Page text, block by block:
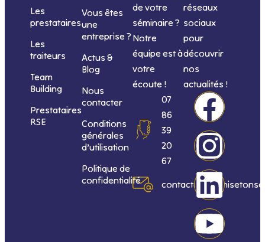
Les
prestataires
Les
traiteurs
Team
Building
Prestataires
RSE
Vous êtes
une
entreprise ?
Actus &
Blog
Nous
contacter
Conditions
générales
d’utilisation
Politique de
confidentialité
de votre
séminaire ?
Notre
équipe est à
votre
écoute !
07
86
39
20
67
réseaux
sociaux
pour
découvrir
nos
actualités !
F
a
c
e
b
I
n
s
t
a
L
i
n
k
e
Y
o
u
t
u